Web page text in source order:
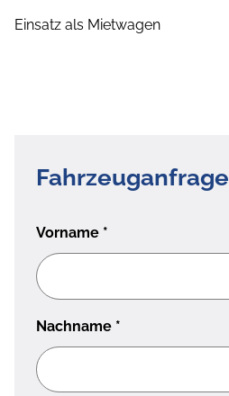
Einsatz als Mietwagen
Fahrzeuganfrage
Vorname *
Nachname *